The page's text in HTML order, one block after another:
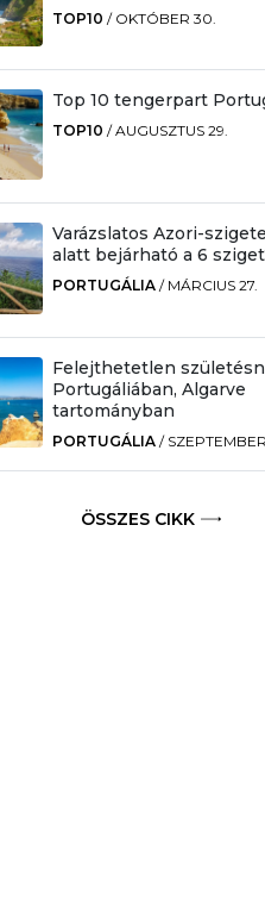
TOP10 / OKTÓBER 30.
Top 10 tengerpart
TOP10 /AUGUSZTUS 29.
Varázslatos Azori-
alatt bejárható a 6
PORTUGÁLIA / MÁRCIUS 27.
Felejthetetlen
Portugáliában, Algarve
tartományban
PORTUGÁLIA / SZEPTEMBER
ÖSSZES CIKK